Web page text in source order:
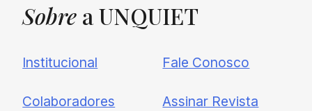
Sobre a UNQUIET
Institucional
Colaboradores
Fale Conosco
Assinar Revista